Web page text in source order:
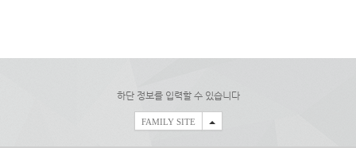
하단 정보를 입력할 수 있습니다
FAMILY SITE